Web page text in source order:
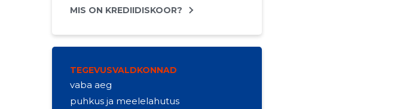
MIS ON KREDIIDISKOOR?
TEGEVUSVALDKONNAD
vaba aeg
puhkus ja meelelahutus